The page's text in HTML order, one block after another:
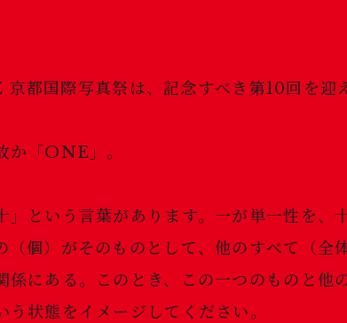
国際写真祭は、記念すべき第10回を迎え
か「ONE」。
」という言葉があります。一が単一性を、
（個）がそのものとして、他のすべて（全
係にある。このとき、この一つのものと他
状態をイメージしてください。